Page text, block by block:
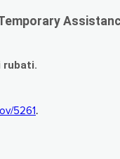
rubati.
5261.